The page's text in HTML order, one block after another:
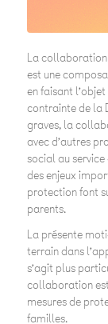
La collaboration
est une
en faisant
contrainte de la
graves, la
avec d’autres
social au service
des enjeux
protection font
parents.
La présente
terrain dans
s’agit plus
collaboration
mesures de
familles.